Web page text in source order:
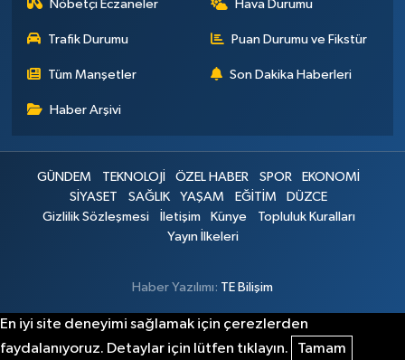
Nöbetçi Eczaneler Hava Durumu
Trafik Durumu Puan Durumu ve Fikstür
Tüm Manşetler Son Dakika Haberleri
Haber Arşivi
GÜNDEM TEKNOLOJİ ÖZEL HABER SPOR
EKONOMİ
SİYASET
SAĞLIK YAŞAM EĞİTİM
DÜZCE
Gizlilik Sözleşmesi
İletişim Künye
Topluluk Kuralları
Yayın İlkeleri
Haber Yazılımı: TE Bilişim
En iyi site deneyimi sağlamak için çerezlerden
faydalanıyoruz. Detaylar için lütfen tıklayın.
Tamam